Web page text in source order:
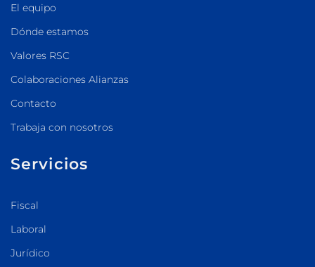
El equipo
Dónde estamos
Valores RSC
Colaboraciones Alianzas
Contacto
Trabaja con nosotros
Servicios
Fiscal
Laboral
Jurídico